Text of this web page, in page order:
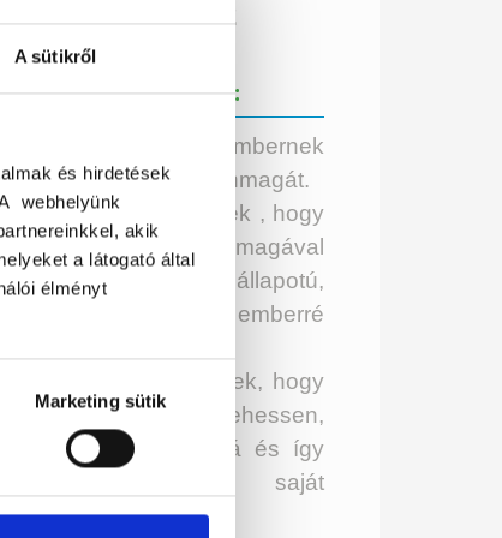
A sütikről
és hirdetések
webhelyünk
akik
a látogató által
élményt
Marketing sütik
+36 20 466 0072
KÜLDETÉSEM:
minél több embernek
a lehető legjobb önmagát.
minél több embernek , hogy
teli, saját magával
jobb fizikai állapotú,
örömteli emberré
minél több embernek, hogy
magára büszke lehessen,
pozitív hatássá és így
válhasson saját